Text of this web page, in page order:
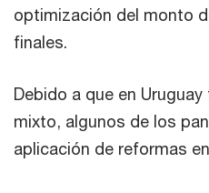
optimización del monto
finales.
Debido a que en
mixto, algunos de los
aplicación de reformas